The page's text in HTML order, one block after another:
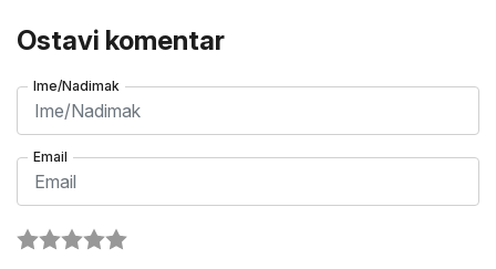
Ostavi komentar
Ime/Nadimak
Email